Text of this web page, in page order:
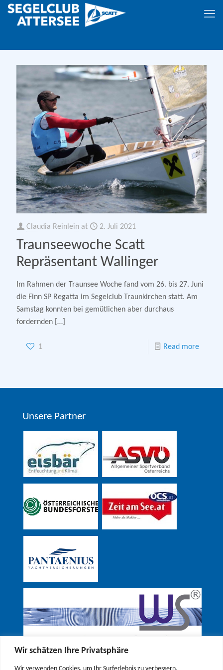
Wir schätzen Ihre Privatsphäre
Wir verwenden Cookies, um Ihr Surferlebnis zu verbessern,
Claudia Reinlein at 2. Juli 2021
Traunseewoche Scatt
Repräsentant Wallinger
Im Rahmen der Traunsee Woche fand vom 26. bis 27. Juni
die Finn SP Regatta im Segelclub Traunkirchen statt. Am
Samstag konnten bei gemütlichen aber durchaus
fordernden […]
1 Read more
Unsere Partner